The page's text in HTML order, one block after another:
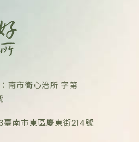
南市衛心治所 字第
南市東區慶東街214號